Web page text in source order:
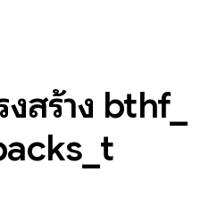
งสร้าง bthf_
t